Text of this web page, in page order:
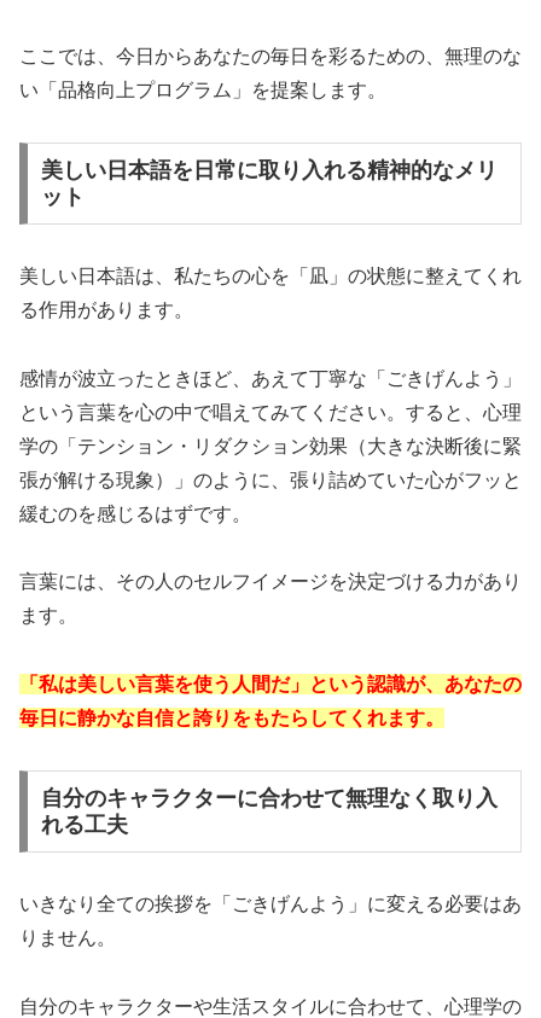
ここでは、今日からあなたの毎日を彩るための、無理のな
い「品格向上プログラム」を提案します。
美しい日本語を日常に取り入れる精神的なメリ
ット
美しい日本語は、私たちの心を「凪」の状態に整えてくれ
る作用があります。
感情が波立ったときほど、あえて丁寧な「ごきげんよう」
という言葉を心の中で唱えてみてください。すると、心理
学の「テンション・リダクション効果（大きな決断後に緊
張が解ける現象）」のように、張り詰めていた心がフッと
緩むのを感じるはずです。
言葉には、その人のセルフイメージを決定づける力があり
ます。
「私は美しい言葉を使う人間だ」という認識が、あなたの
毎日に静かな自信と誇りをもたらしてくれます。
自分のキャラクターに合わせて無理なく取り入
れる工夫
いきなり全ての挨拶を「ごきげんよう」に変える必要はあ
りません。
自分のキャラクターや生活スタイルに合わせて、心理学の